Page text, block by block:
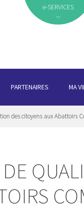
e-SERVICES
PARTENAIRES MA
des citoyens aux Abattoirs